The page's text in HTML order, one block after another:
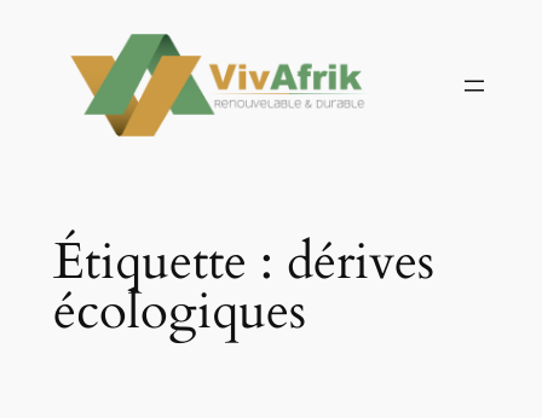
contenu
Étiquette : dérives
écologiques